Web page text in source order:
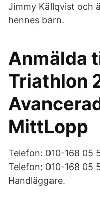
Jimmy Källqvist och
hennes barn.
Anmälda
Triathlon
MittLopp
Telefon: 010-168 05
Telefon: 010-168 05
Handläggare.